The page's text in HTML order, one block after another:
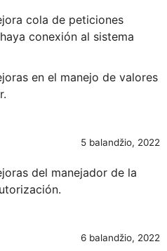
cola de peticiones
conexión al sistema
en el manejo de valores
5 balandžio, 2022
del manejador de la
6 balandžio, 2022